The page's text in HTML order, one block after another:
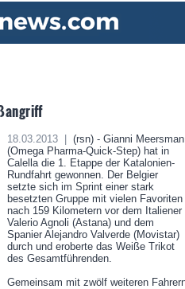
18.03.2013 |
(rsn) - Gianni Meersman
(Omega Pharma-Quick-Step) hat in
Calella die 1. Etappe der Katalonien-
Rundfahrt gewonnen. Der Belgier
setzte sich im Sprint einer stark
besetzten Gruppe mit vielen Favoriten
nach 159 Kilometern vor dem Italiener
Valerio Agnoli (Astana) und dem
Spanier Alejandro Valverde (Movistar)
durch und eroberte das Weiße Trikot
des Gesamtführenden.
Gemeinsam mit zwölf weiteren